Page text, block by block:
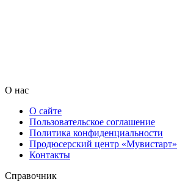
О нас
О сайте
Пользовательское соглашение
Политика конфиденциальности
Продюсерский центр «Мувистарт»
Контакты
Справочник